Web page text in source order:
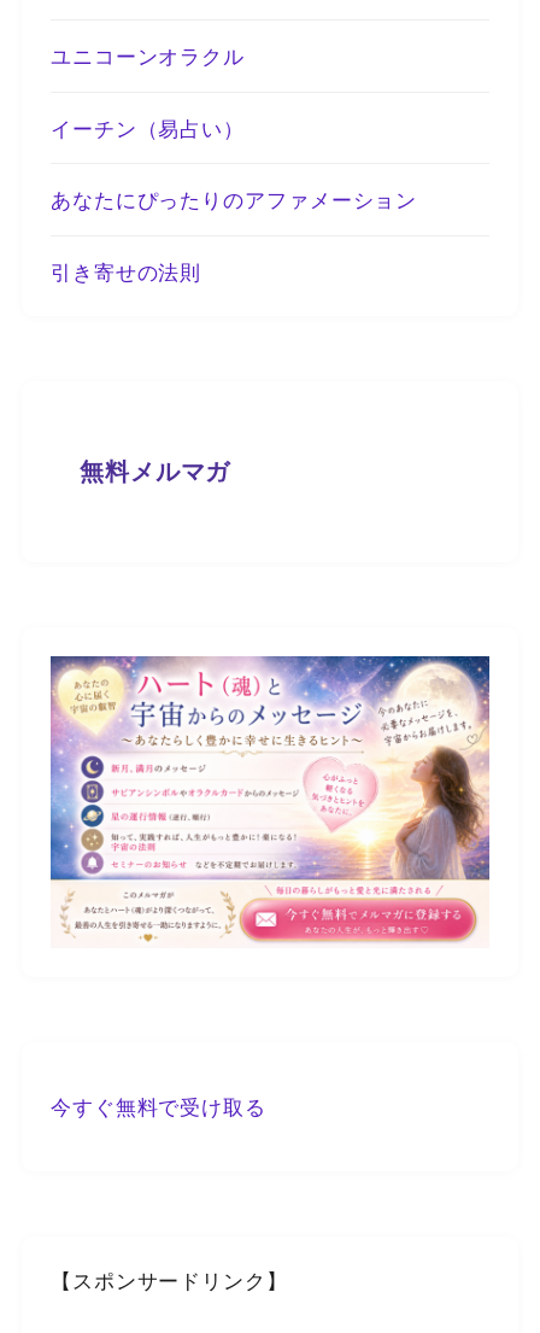
ユニコーンオラクル
イーチン（易占い）
あなたにぴったりのアファメーション
引き寄せの法則
無料メルマガ
今すぐ無料で受け取る
【スポンサードリンク】